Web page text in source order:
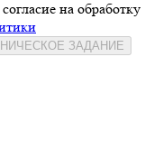
на обработку
ЗАДАНИЕ